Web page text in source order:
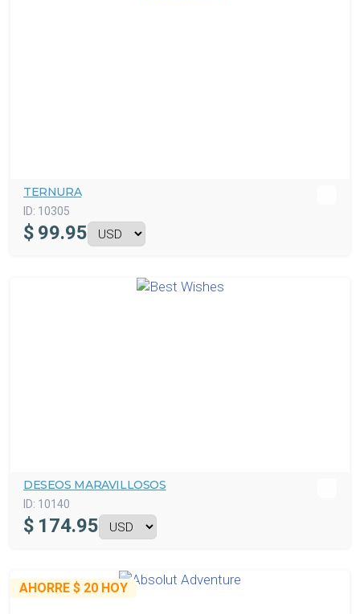
TERNURA
ID: 10305
$ 99.95
DESEOS MARAVILLOSOS
ID: 10140
$ 174.95
AHORRE $ 20 HOY